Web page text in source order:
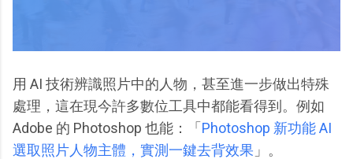
用 AI 技術辨識照片中的人物，甚至進一步做出特殊
處理，這在現今許多數位工具中都能看得到。例如
Adobe 的 Photoshop 也能：「 Photoshop 新功能 AI
選取照片人物主體，實測一鍵去背效果 」。